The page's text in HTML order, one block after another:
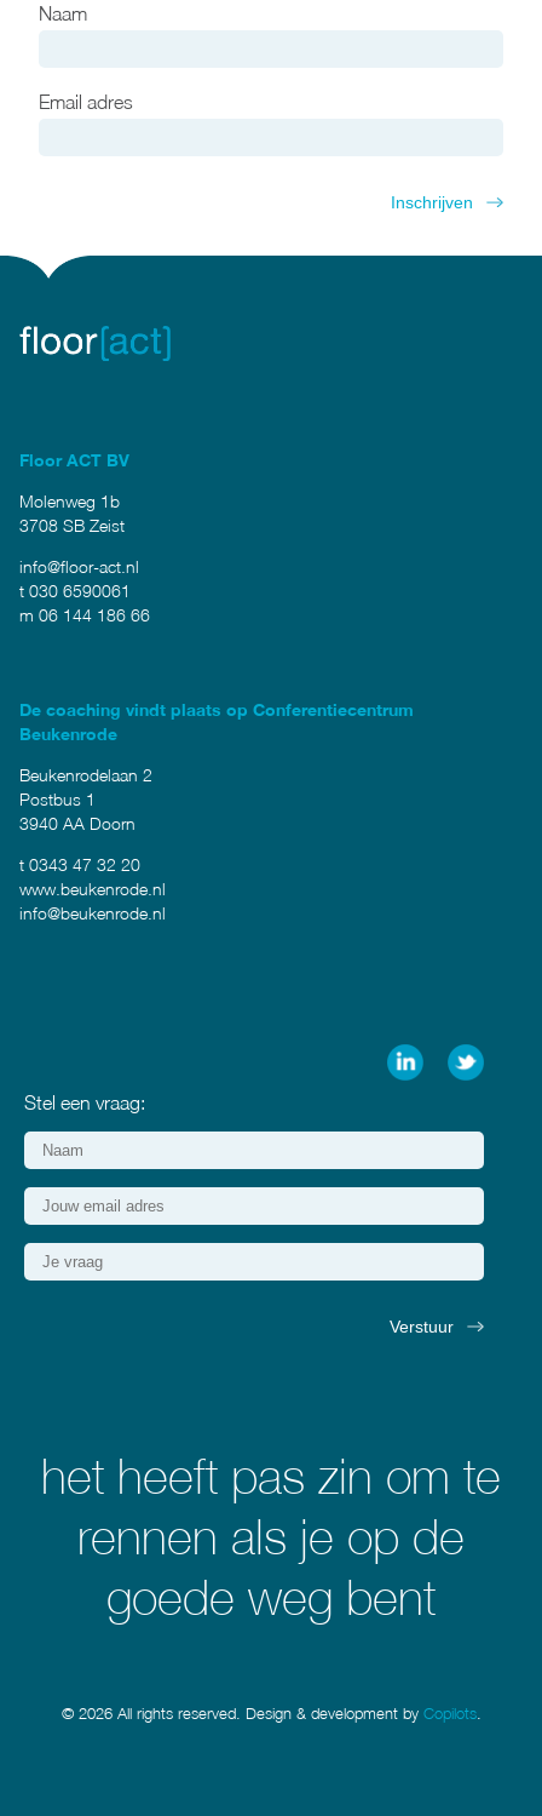
Naam
Email adres
Floor ACT BV
Molenweg 1b
3708 SB Zeist
info@floor-act.nl
t 030 6590061
m 06 144 186 66
De coaching vindt plaats op Conferentiecentrum
Beukenrode
Beukenrodelaan 2
Postbus 1
3940 AA Doorn
t 0343 47 32 20
www.beukenrode.nl
info@beukenrode.nl
Stel een vraag:
het heeft pas zin om te
rennen als je op de
goede weg bent
© 2026 All rights reserved. Design & development by Copilots.